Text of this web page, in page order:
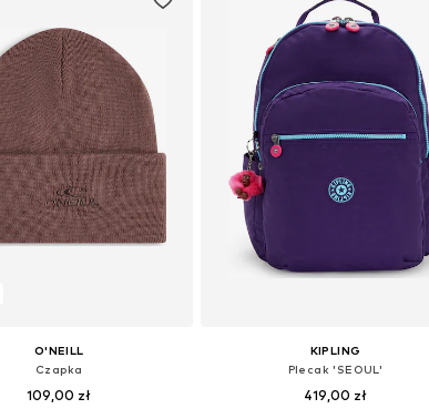
O'NEILL
Czapka
109,00 zł
KIPLING
Plecak 'SEOUL'
419,00 zł